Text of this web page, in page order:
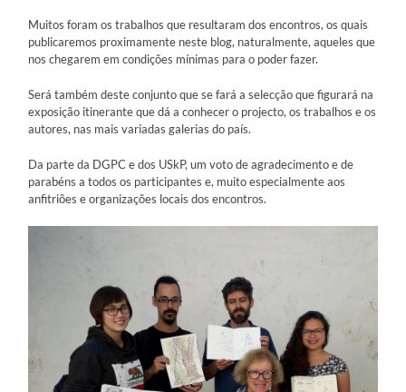
Muitos foram os trabalhos que resultaram dos encontros, os quais
publicaremos proximamente neste blog, naturalmente, aqueles que
nos chegarem em condições mínimas para o poder fazer.
Será também deste conjunto que se fará a selecção que figurará na
exposição itinerante que dá a conhecer o projecto, os trabalhos e os
autores, nas mais variadas galerias do país.
Da parte da DGPC e dos USkP, um voto de agradecimento e de
parabéns a todos os participantes e, muito especialmente aos
anfitriões e organizações locais dos encontros.